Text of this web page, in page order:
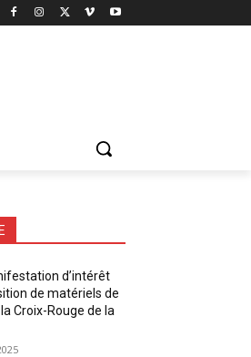
d’intérêt
de matériels de
Croix-Rouge de la